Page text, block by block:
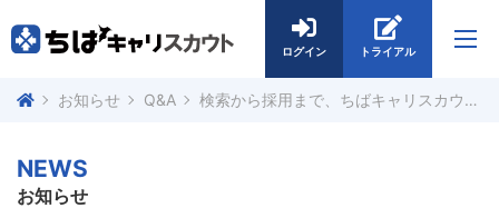
ログイン トライアル
お知らせ Q&A 検索から採用まで、ちばキャリスカウトの使い方
NEWS
お知らせ